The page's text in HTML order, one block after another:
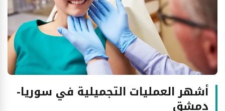
أشهر العمليات التجميلية في سوريا-
دمشق